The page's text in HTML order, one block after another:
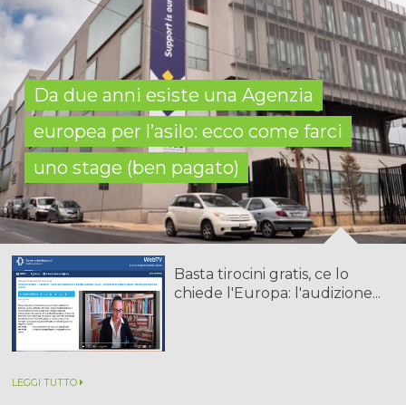
Da due anni esiste una Agenzia
europea per l’asilo: ecco come farci
uno stage (ben pagato)
Basta tirocini gratis, ce lo
chiede l'Europa: l'audizione...
LEGGI TUTTO